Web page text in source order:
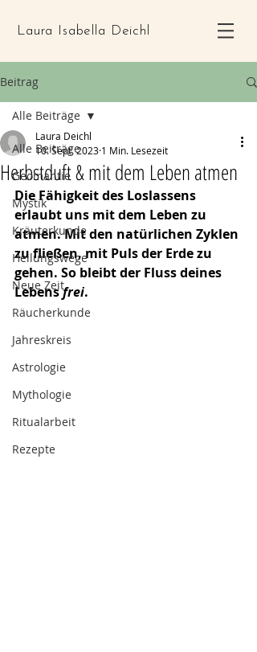
Laura Isabella Deichl
Beitrag
Alle Beiträge
Geomantie
Mystik
Kräuterkunde
Heilungswege
Neue Zeit
Räucherkunde
Jahreskreis
Astrologie
Mythologie
Ritualarbeit
Rezepte
Alle Beiträge
Herbstduft & mit dem Leben atmen
Laura Deichl
10. Sept. 2023 1 Min. Lesezeit
Die Fähigkeit des Loslassens
erlaubt uns mit dem Leben zu
atmen. Mit den natürlichen Zyklen
zu fließen, mit Puls der Erde zu
gehen. So bleibt der Fluss deines
Lebens frei.